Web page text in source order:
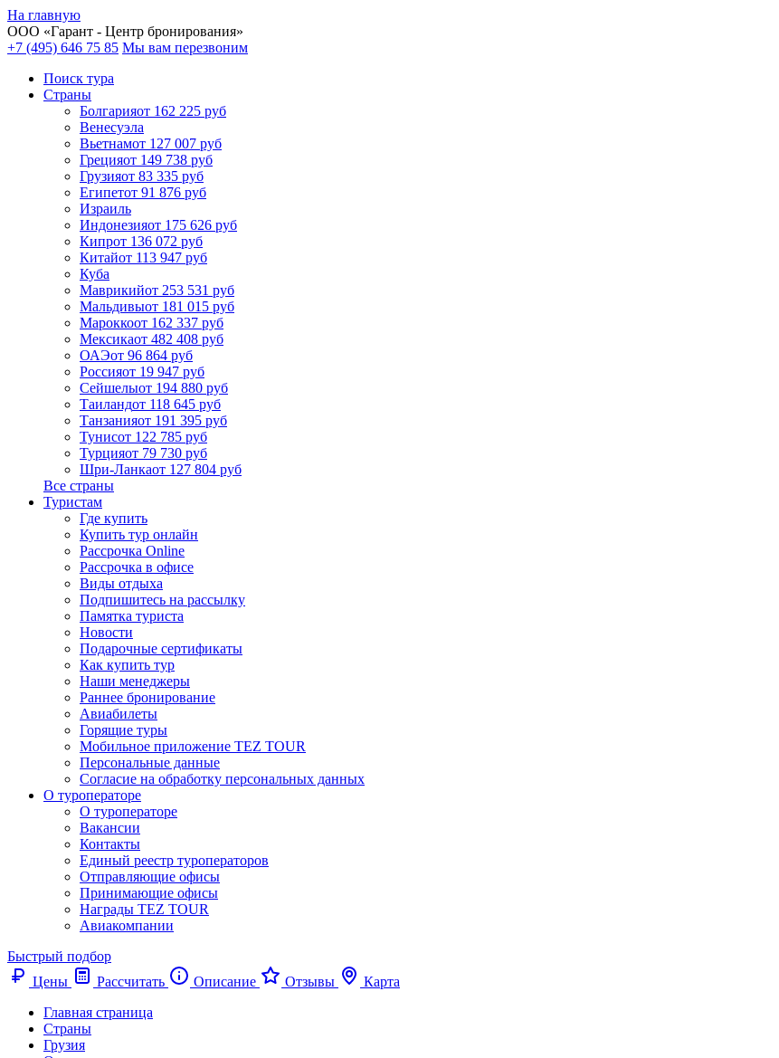
На главную
ООО «Гарант - Центр бронирования»
+7 (495) 646 75 85 Мы вам перезвоним
Поиск тура
Cтраны
Болгарияот 162 225 руб
Венесуэла
Вьетнамот 127 007 руб
Грецияот 149 738 руб
Грузияот 83 335 руб
Египетот 91 876 руб
Израиль
Индонезияот 175 626 руб
Кипрот 136 072 руб
Китайот 113 947 руб
Куба
Маврикийот 253 531 руб
Мальдивыот 181 015 руб
Мароккоот 162 337 руб
Мексикаот 482 408 руб
ОАЭот 96 864 руб
Россияот 19 947 руб
Сейшелыот 194 880 руб
Таиландот 118 645 руб
Танзанияот 191 395 руб
Тунисот 122 785 руб
Турцияот 79 730 руб
Шри-Ланкаот 127 804 руб
Все страны
Туристам
Где купить
Купить тур онлайн
Рассрочка Online
Рассрочка в офисе
Виды отдыха
Подпишитесь на рассылку
Памятка туриста
Новости
Подарочные сертификаты
Как купить тур
Наши менеджеры
Раннее бронирование
Авиабилеты
Горящие туры
Мобильное приложение TEZ TOUR
Персональные данные
Согласие на обработку персональных данных
О туроператоре
О туроператоре
Вакансии
Контакты
Единый реестр туроператоров
Отправляющие офисы
Принимающие офисы
Награды TEZ TOUR
Авиакомпании
Быстрый подбор
Цены
Рассчитать Описание Отзывы
Карта
Главная страница
Cтраны
Грузия